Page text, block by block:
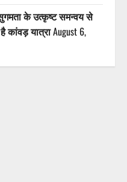
के उत्कृष्ट समन्वय से
कांवड़ यात्राAugust 6,